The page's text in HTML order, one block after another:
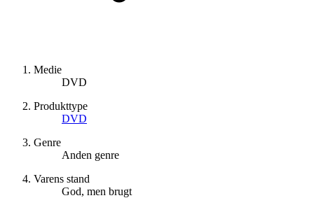
Medie
DVD
Produkttype
DVD
Genre
Anden genre
Varens stand
God, men brugt